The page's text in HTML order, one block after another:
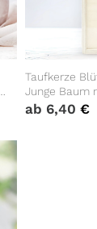
Taufkerze
Junge Baum
ab 6,40€